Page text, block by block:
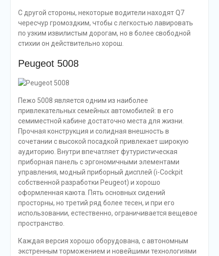
С другой стороны, некоторые водители находят Q7
чересчур громоздким, чтобы с легкостью лавировать
по узким извилистым дорогам, но в более свободной
стихии он действительно хорош.
Peugeot 5008
Пежо 5008 является одним из наиболее
привлекательных семейных автомобилей: в его
семиместной кабине достаточно места для жизни.
Прочная конструкция и солидная внешность в
сочетании с высокой посадкой привлекает широкую
аудиторию. Внутри впечатляет футуристическая
приборная панель с эргономичными элементами
управления, модный приборный дисплей (i-Cockpit
собственной разработки Peugeot) и хорошо
оформленная каюта. Пять основных сидений
просторны, но третий ряд более тесен, и при его
использовании, естественно, ограничивается вещевое
пространство.
Каждая версия хорошо оборудована, с автономным
экстренным торможением и новейшими технологиями